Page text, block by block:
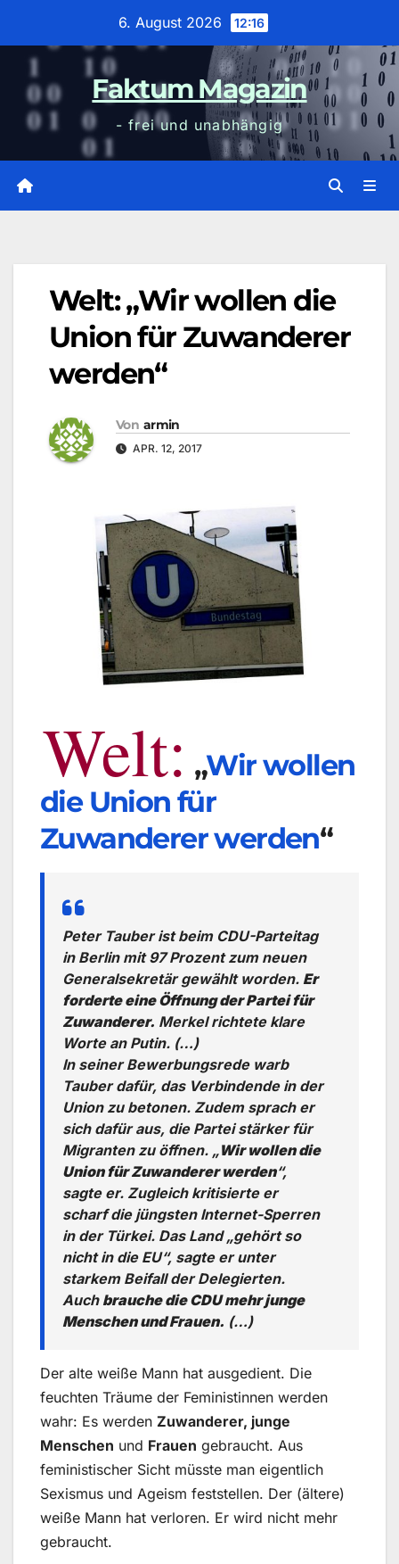
6. August 2026 12:16
Faktum Magazin
- frei und unabhängig
Welt: „Wir wollen die
Union für Zuwanderer
werden“
Von armin
APR. 12, 2017
Welt: „Wir wollen
die Union für
Zuwanderer werden“
Peter Tauber ist beim CDU-Parteitag
in Berlin mit 97 Prozent zum neuen
Generalsekretär gewählt worden. Er
forderte eine Öffnung der Partei für
Zuwanderer. Merkel richtete klare
Worte an Putin. (…)
In seiner Bewerbungsrede warb
Tauber dafür, das Verbindende in der
Union zu betonen. Zudem sprach er
sich dafür aus, die Partei stärker für
Migranten zu öffnen. „Wir wollen die
Union für Zuwanderer werden“,
sagte er. Zugleich kritisierte er
scharf die jüngsten Internet-Sperren
in der Türkei. Das Land „gehört so
nicht in die EU“, sagte er unter
starkem Beifall der Delegierten.
Auch brauche die CDU mehr junge
Menschen und Frauen. (…)
Der alte weiße Mann hat ausgedient. Die
feuchten Träume der Feministinnen werden
wahr: Es werden Zuwanderer, junge
Menschen und Frauen gebraucht. Aus
feministischer Sicht müsste man eigentlich
Sexismus und Ageism feststellen. Der (ältere)
weiße Mann hat verloren. Er wird nicht mehr
gebraucht.